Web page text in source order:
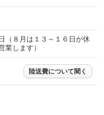
（８月は１３～１６日が休
業します）
陸送費について聞く